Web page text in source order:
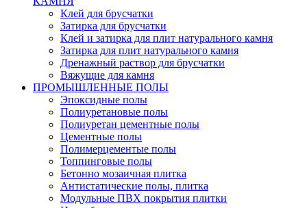
Клей для брусчатки
Затирка для брусчатки
Клей и затирка для плит натурального камня
Затирка для плит натурального камня
Дренажный раствор для брусчатки
Вяжущие для камня
ПРОМЫШЛЕННЫЕ ПОЛЫ
Эпоксидные полы
Полиуретановые полы
Полиуретан цементные полы
Цементные полы
Полимерцементые полы
Топпинговые полы
Бетонно мозаичная плитка
Антистатические полы, плитка
Модульные ПВХ покрытия плитки